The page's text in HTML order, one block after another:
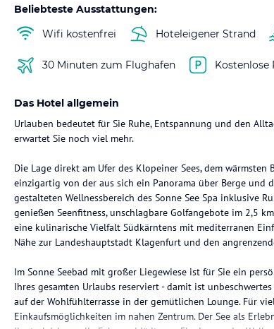
Beliebteste Ausstattungen:
Wifi kostenfrei
Hoteleigener Strand
30 Minuten zum Flughafen Kostenlose
Das Hotel allgemein
Urlauben bedeutet für Sie Ruhe, Entspannung und den
erwartet Sie noch viel mehr.
Die Lage direkt am Ufer des Klopeiner Sees, dem
einzigartig von der aus sich ein Panorama über Berge und
gestalteten Wellnessbereich des Sonne See Spa inklusive
genießen Seenfitness, unschlagbare Golfangebote im 2,5
eine kulinarische Vielfalt Südkärntens mit mediterranen
Nähe zur Landeshauptstadt Klagenfurt und den
Im Sonne Seebad mit großer Liegewiese ist für Sie ein
Ihres gesamten Urlaubs reserviert - damit ist
auf der Wohlfühlterrasse in der gemütlichen Lounge. Für
Einkaufsmöglichkeiten im nahen Zentrum. Der See als